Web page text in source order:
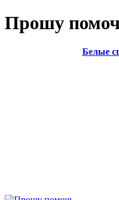
Прошу
Белые